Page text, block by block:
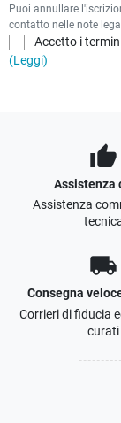
Puoi annullare
contatto nelle note
Accetto i
(Leggi)
thumb_up
Assistenza
Assistenza
local_shipping
Consegna
Corrieri di fiducia
curati